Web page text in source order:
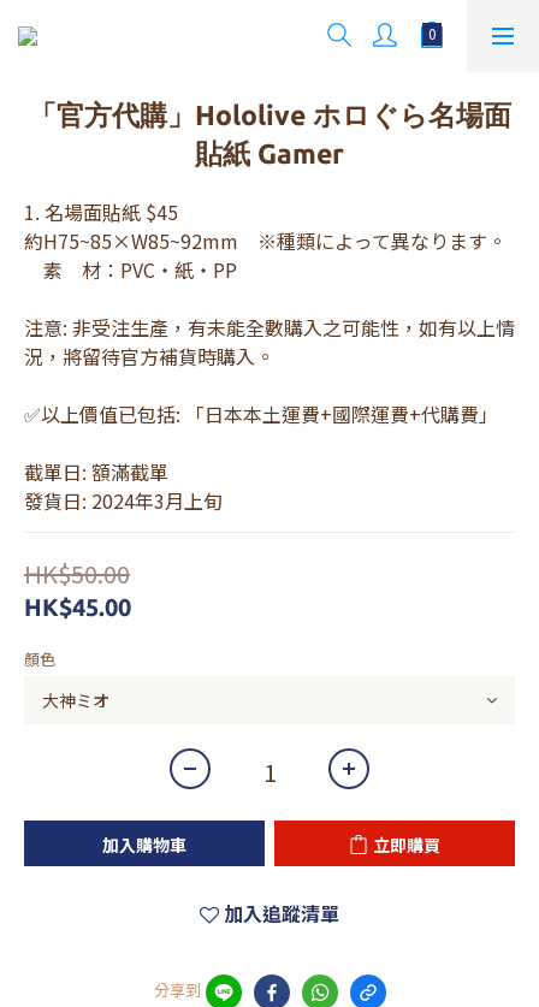
「官方代購」Hololive ホロぐら名場面
貼紙 Gamer
1. 名場面貼紙 $45
約H75~85×W85~92mm　※種類によって異なります。
素　材：PVC・紙・PP
注意: 非受注生產，有未能全數購入之可能性，如有以上情
況，將留待官方補貨時購入。
✅以上價值已包括: 「日本本土運費+國際運費+代購費」
截單日: 額滿截單
發貨日: 2024年3月上旬
HK$50.00
HK$45.00
顏色
加入購物車 立即購買
加入追蹤清單
分享到